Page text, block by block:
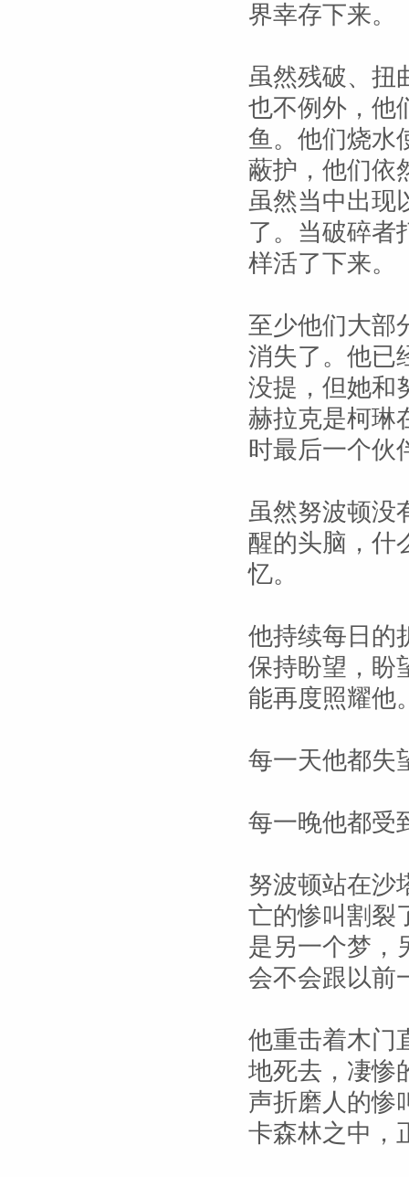
界幸存下来。
虽然残破、
也不例外，他
鱼。他们烧水
蔽护，他们依
虽然当中出现
了。当破碎者
样活了下来。
至少他们大部
消失了。他已
没提，但她和
赫拉克是柯琳
时最后一个伙
虽然努波顿没
醒的头脑，什
忆。
他持续每日的
保持盼望，盼
能再度照耀他
每一天他都失
每一晚他都受
努波顿站在沙
亡的惨叫割裂
是另一个梦，
会不会跟以前
他重击着木门
地死去，凄惨
声折磨人的惨
卡森林之中，